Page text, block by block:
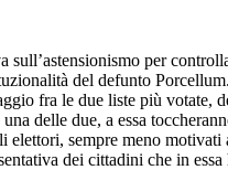
per
del defunto
fra le due liste più votate,
delle due, a essa
sempre meno motivati
dei cittadini che in